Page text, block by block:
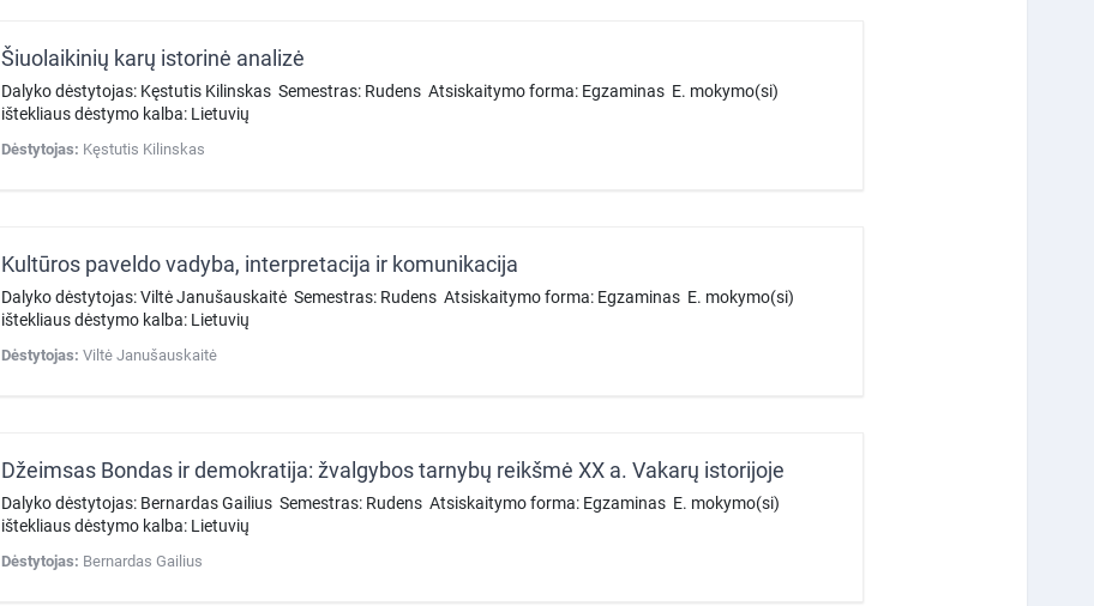
Šiuolaikinių karų istorinė analizė
Dalyko dėstytojas: Kęstutis Kilinskas Semestras: Rudens Atsiskaitymo forma: Egzaminas E. mokymo(si)
ištekliaus dėstymo kalba: Lietuvių
Dėstytojas: Kęstutis Kilinskas
Kultūros paveldo vadyba, interpretacija ir komunikacija
Dalyko dėstytojas: Viltė Janušauskaitė Semestras: Rudens Atsiskaitymo forma: Egzaminas E. mokymo(si)
ištekliaus dėstymo kalba: Lietuvių
Dėstytojas: Viltė Janušauskaitė
Džeimsas Bondas ir demokratija: žvalgybos tarnybų reikšmė XX a. Vakarų istorijoje
Dalyko dėstytojas: Bernardas Gailius Semestras: Rudens Atsiskaitymo forma: Egzaminas E. mokymo(si)
ištekliaus dėstymo kalba: Lietuvių
Dėstytojas: Bernardas Gailius